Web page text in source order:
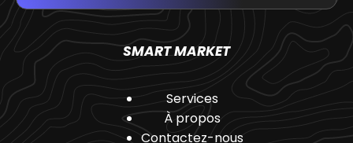
SMART MARKET
Services
À propos
Contactez-nous